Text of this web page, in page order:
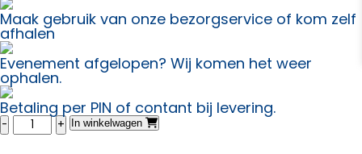
Maak gebruik van onze bezorgservice of kom zelf
afhalen
Evenement afgelopen? Wij komen het weer
ophalen.
Betaling per PIN of contant bij levering.
Brood-/
vleesschaal
In winkelwagen